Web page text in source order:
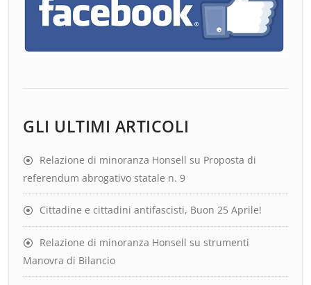
GLI ULTIMI ARTICOLI
Relazione di minoranza Honsell su Proposta di
referendum abrogativo statale n. 9
Cittadine e cittadini antifascisti, Buon 25 Aprile!
Relazione di minoranza Honsell su strumenti
Manovra di Bilancio